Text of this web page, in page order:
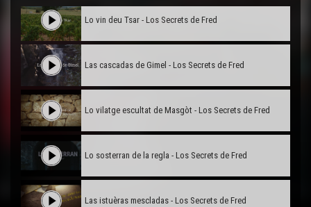
Lo vin deu Tsar - Los Secrets de Fred
Las cascadas de Gimel - Los Secrets de Fred
Lo vilatge escultat de Masgòt - Los Secrets de Fred
Lo sosterran de la regla - Los Secrets de Fred
Las istuèras mescladas - Los Secrets de Fred